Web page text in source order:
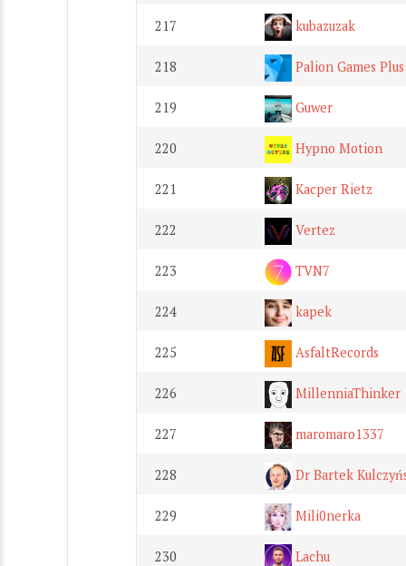
217 kubazuzak
218 Palion Games Plus
219 Guwer
220 Hypno Motion
221 Kacper Rietz
222 Vertez
223 TVN7
224 kapek
225 AsfaltRecords
226 MillenniaThinker
227 maromaro1337
228 Dr Bartek
229 Mili0nerka
230 Lachu